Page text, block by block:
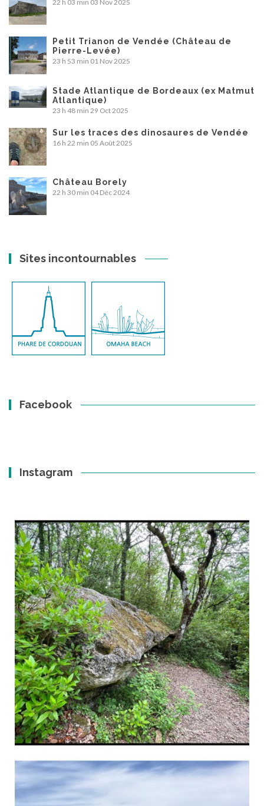
22 h 03 min 03 Nov 2025
Petit Trianon de Vendée (Château de
Pierre-Levée)
23 h 53 min 01 Nov 2025
Stade Atlantique de Bordeaux (ex Matmut
Atlantique)
23 h 48 min 29 Oct 2025
Sur les traces des dinosaures de Vendée
16 h 22 min 05 Août 2025
Château Borely
22 h 30 min 04 Déc 2024
Sites incontournables
Facebook
Instagram